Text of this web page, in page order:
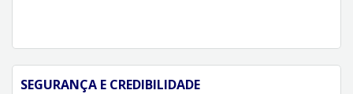
SEGURANÇA E CREDIBILIDADE